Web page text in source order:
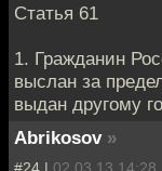
Статья 61
1. Гражданин
выслан за
выдан другому
Abrikosov »
#24 | 02.03.13 14:28